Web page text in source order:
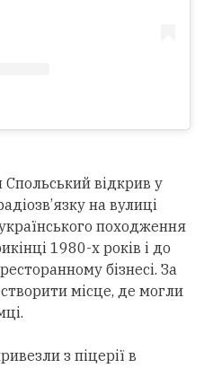
відкрив у
на вулиці
походження
1980-х років і до
бізнесі. За
місце, де могли
з піцерії в